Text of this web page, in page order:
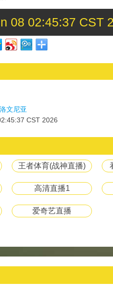
08 02:45:37 CST
文尼亚
CST 2026
王者体育(战神直播)
高清直播1
爱奇艺直播